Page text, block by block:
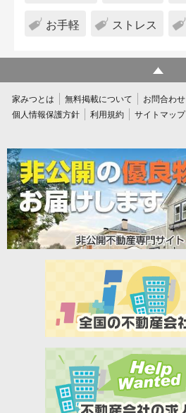
お手軽 ストレス
家みつとは 無料掲載について お問合わせ
個人情報保護方針
利用規約 サイトマップ